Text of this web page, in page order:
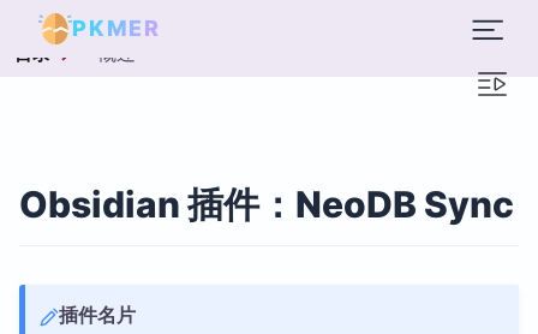
PKMER
目录 概述
Obsidian 插件：NeoDB Sync
插件名片